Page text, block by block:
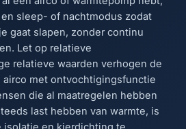
sleep- of nachtmodus zodat
gaat slapen, zonder continu
Let op relatieve
relatieve waarden verhogen de
met ontvochtigingsfunctie
die al maatregelen hebben
last hebben van warmte, is